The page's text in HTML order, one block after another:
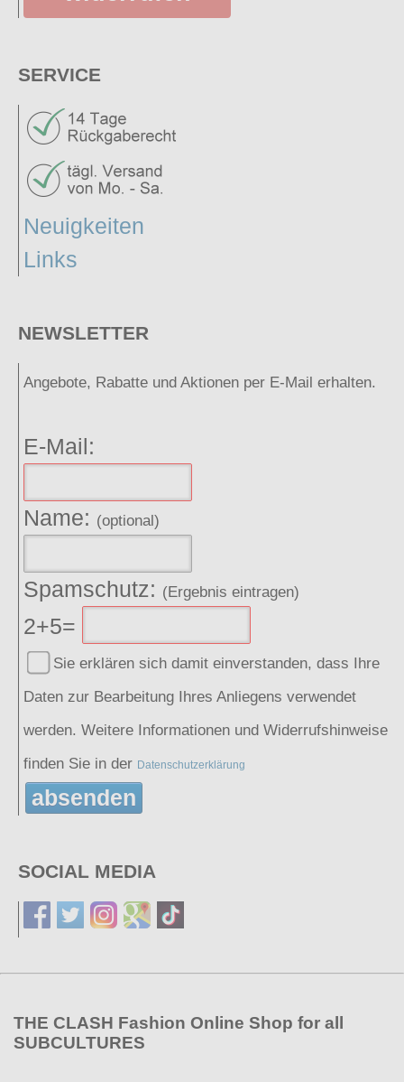
SERVICE
Neuigkeiten
Links
NEWSLETTER
Angebote, Rabatte und Aktionen per E-Mail erhalten.
E-Mail:
Name: (optional)
Spamschutz: (Ergebnis eintragen)
2+5=
Sie erklären sich damit einverstanden, dass Ihre
Daten zur Bearbeitung Ihres Anliegens verwendet
werden. Weitere Informationen und Widerrufshinweise
finden Sie in der Datenschutzerklärung
absenden
SOCIAL MEDIA
THE CLASH Fashion Online Shop for all
SUBCULTURES